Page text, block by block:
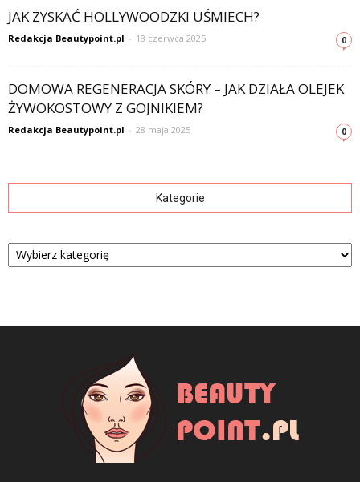
JAK ZYSKAĆ HOLLYWOODZKI UŚMIECH?
Redakcja Beautypoint.pl - 18 czerwca 2025 0
DOMOWA REGENERACJA SKÓRY – JAK DZIAŁA OLEJEK
ŻYWOKOSTOWY Z GOJNIKIEM?
Redakcja Beautypoint.pl - 28 maja 2025 0
Kategorie
Kategorie